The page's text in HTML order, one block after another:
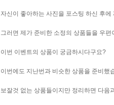
자신이 좋아하는 사진을 포스팅 하신 후
그러면 제가 준비한 소정의 상품들을 우
이번 이벤트의 상품이 궁금하시다구요?
이번에도 지난번과 비슷한 상품을 준비했
보잘것 없는 상품들이지만 정리하면 다음